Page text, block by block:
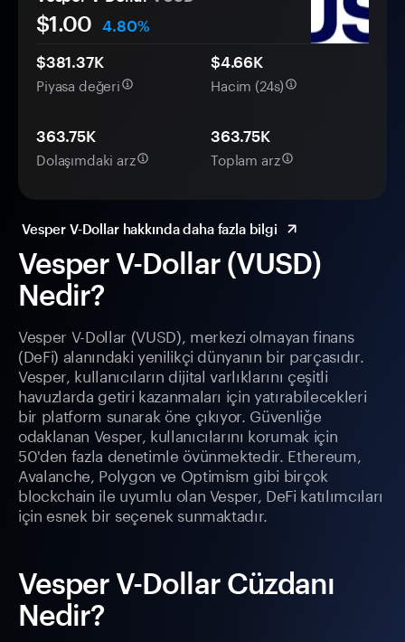
Vesper V-Dollar (VUSD)
Nedir?
Vesper V-Dollar (VUSD), merkezi olmayan finans
(DeFi) alanındaki yenilikçi dünyanın bir parçasıdır.
Vesper, kullanıcıların dijital varlıklarını çeşitli
havuzlarda getiri kazanmaları için yatırabilecekleri
bir platform sunarak öne çıkıyor. Güvenliğe
odaklanan Vesper, kullanıcılarını korumak için
50'den fazla denetimle övünmektedir. Ethereum,
Avalanche, Polygon ve Optimism gibi birçok
blockchain ile uyumlu olan Vesper, DeFi katılımcıları
için esnek bir seçenek sunmaktadır.
Vesper V-Dollar Cüzdanı
Nedir?
$1.00
4.80%
$381.37K
Piyasa değeri
$4.66K
Hacim (24s)
363.75K
Dolaşımdaki arz
363.75K
Toplam arz
Vesper V-Dollar hakkında daha fazla bilgi